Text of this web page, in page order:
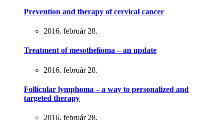
Prevention and therapy of cervical cancer
2016. február 28.
Treatment of mesothelioma – an update
2016. február 28.
Follicular lymphoma – a way to personalized and
targeted therapy
2016. február 28.